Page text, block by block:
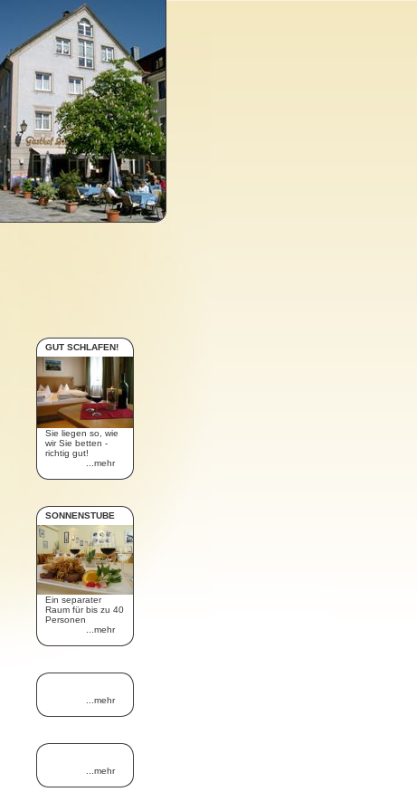
GUT SCHLAFEN!
Sie liegen so, wie
wir Sie betten -
richtig gut!
...mehr
SONNENSTUBE
Ein separater
Raum für bis zu 40
Personen
...mehr
...mehr
...mehr